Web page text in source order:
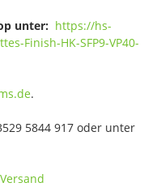
unter: https://hs-
Finish-HK-SFP9-VP40-
.
5844 917 oder unter